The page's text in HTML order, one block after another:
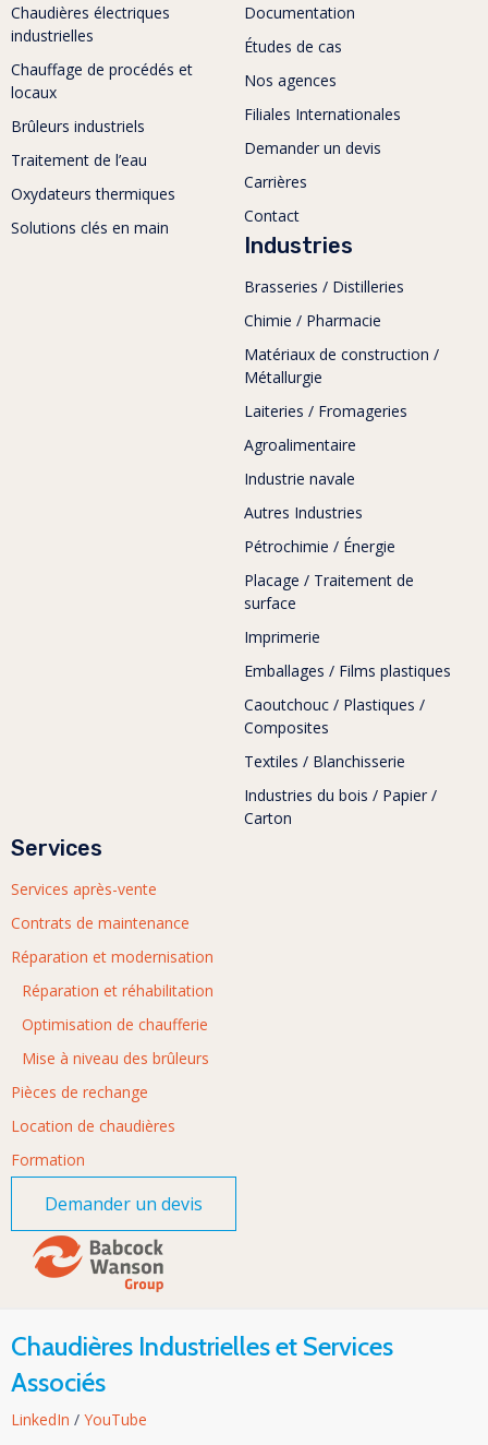
Chaudières électriques
industrielles
Chauffage de procédés et
locaux
Brûleurs industriels
Traitement de l’eau
Oxydateurs thermiques
Solutions clés en main
Documentation
Études de cas
Nos agences
Filiales Internationales
Demander un devis
Carrières
Contact
Industries
Brasseries / Distilleries
Chimie / Pharmacie
Matériaux de construction /
Métallurgie
Laiteries / Fromageries
Agroalimentaire
Industrie navale
Autres Industries
Pétrochimie / Énergie
Placage / Traitement de
surface
Imprimerie
Emballages / Films plastiques
Caoutchouc / Plastiques /
Composites
Textiles / Blanchisserie
Industries du bois / Papier /
Carton
Services
Services après-vente
Contrats de maintenance
Réparation et modernisation
Réparation et réhabilitation
Optimisation de chaufferie
Mise à niveau des brûleurs
Pièces de rechange
Location de chaudières
Formation
Demander un devis
Chaudières Industrielles et Services
Associés
LinkedIn / YouTube